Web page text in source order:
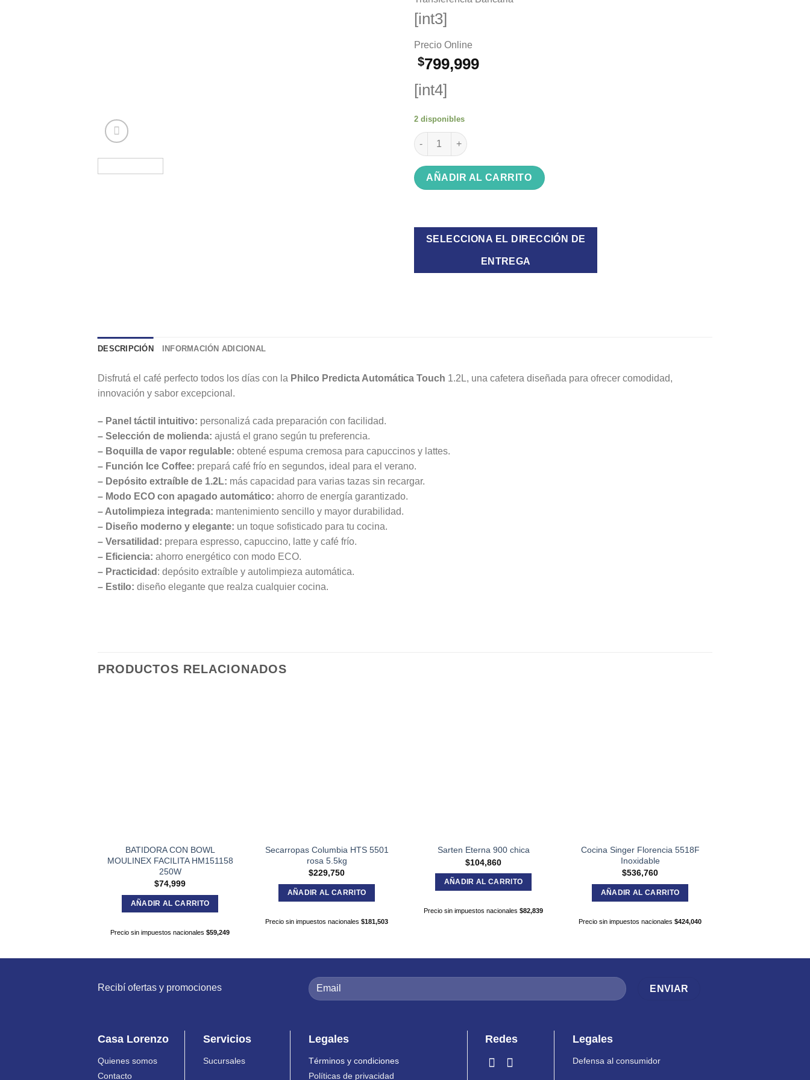
[int3]
Precio Online
$799,999
[int4]
2 disponibles
Cafetera Espresso Philco Predicta automática CEPR8220P touch 1.2L cantidad
AÑADIR AL CARRITO
SELECCIONA EL DIRECCIÓN DE
ENTREGA
DESCRIPCIÓN INFORMACIÓN ADICIONAL
Disfrutá el café perfecto todos los días con la Philco Predicta Automática Touch 1.2L, una cafetera diseñada para ofrecer comodidad,
innovación y sabor excepcional.
– Panel táctil intuitivo: personalizá cada preparación con facilidad.
– Selección de molienda: ajustá el grano según tu preferencia.
– Boquilla de vapor regulable: obtené espuma cremosa para capuccinos y lattes.
– Función Ice Coffee: prepará café frío en segundos, ideal para el verano.
– Depósito extraíble de 1.2L: más capacidad para varias tazas sin recargar.
– Modo ECO con apagado automático: ahorro de energía garantizado.
– Autolimpieza integrada: mantenimiento sencillo y mayor durabilidad.
– Diseño moderno y elegante: un toque sofisticado para tu cocina.
– Versatilidad: prepara espresso, capuccino, latte y café frío.
– Eficiencia: ahorro energético con modo ECO.
– Practicidad : depósito extraíble y autolimpieza automática.
– Estilo: diseño elegante que realza cualquier cocina.
PRODUCTOS RELACIONADOS
BATIDORA CON BOWL
MOULINEX FACILITA HM151158
250W
$74,999
AÑADIR AL CARRITO
Precio sin impuestos nacionales $59,249
Secarropas Columbia HTS 5501
rosa 5.5kg
$229,750
AÑADIR AL CARRITO
Precio sin impuestos nacionales $181,503
Sarten Eterna 900 chica
$104,860
AÑADIR AL CARRITO
Precio sin impuestos nacionales $82,839
Cocina Singer Florencia 5518F
Inoxidable
$536,760
AÑADIR AL CARRITO
Precio sin impuestos nacionales $424,040
Recibí ofertas y promociones
Casa Lorenzo
Quienes somos
Contacto
Servicios
Sucursales
Legales
Términos y condiciones
Políticas de privacidad
Redes Legales
Defensa al consumidor